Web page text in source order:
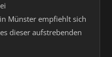
Münster empfiehlt sich
dieser aufstrebenden